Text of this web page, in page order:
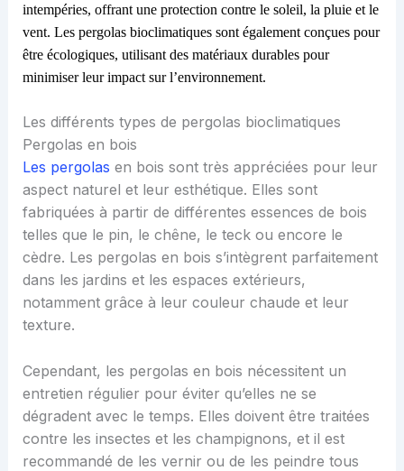
intempéries, offrant une protection contre le soleil, la pluie et le
vent. Les pergolas bioclimatiques sont également conçues pour
être écologiques, utilisant des matériaux durables pour
minimiser leur impact sur l’environnement.
Les différents types de pergolas bioclimatiques
Pergolas en bois
Les pergolas en bois sont très appréciées pour leur
aspect naturel et leur esthétique. Elles sont
fabriquées à partir de différentes essences de bois
telles que le pin, le chêne, le teck ou encore le
cèdre. Les pergolas en bois s’intègrent parfaitement
dans les jardins et les espaces extérieurs,
notamment grâce à leur couleur chaude et leur
texture.
Cependant, les pergolas en bois nécessitent un
entretien régulier pour éviter qu’elles ne se
dégradent avec le temps. Elles doivent être traitées
contre les insectes et les champignons, et il est
recommandé de les vernir ou de les peindre tous